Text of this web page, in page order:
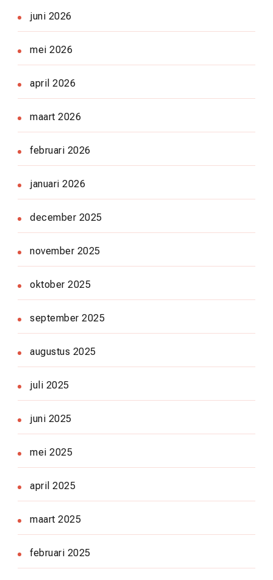
juni 2026
mei 2026
april 2026
maart 2026
februari 2026
januari 2026
december 2025
november 2025
oktober 2025
september 2025
augustus 2025
juli 2025
juni 2025
mei 2025
april 2025
maart 2025
februari 2025